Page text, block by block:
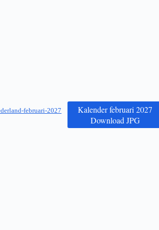
februari-2027
Kalender februari 2027
Download JPG